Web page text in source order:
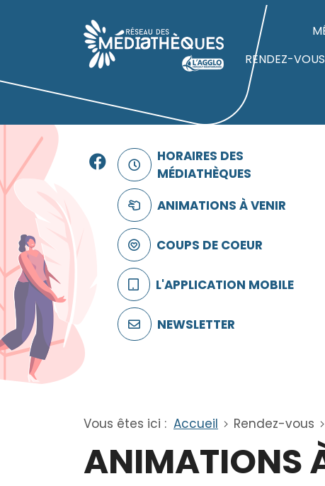
Accueil
RENDEZ-VOUS
FacebookHORAIRES DES
MÉDIATHÈQUES
ANIMATIONS À VENIR
COUPS DE COEUR
L'APPLICATION MOBILE
NEWSLETTER
Vous êtes ici : Accueil Rendez-vous
ANIMATIONS